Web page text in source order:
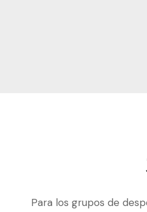
Para los grupos de